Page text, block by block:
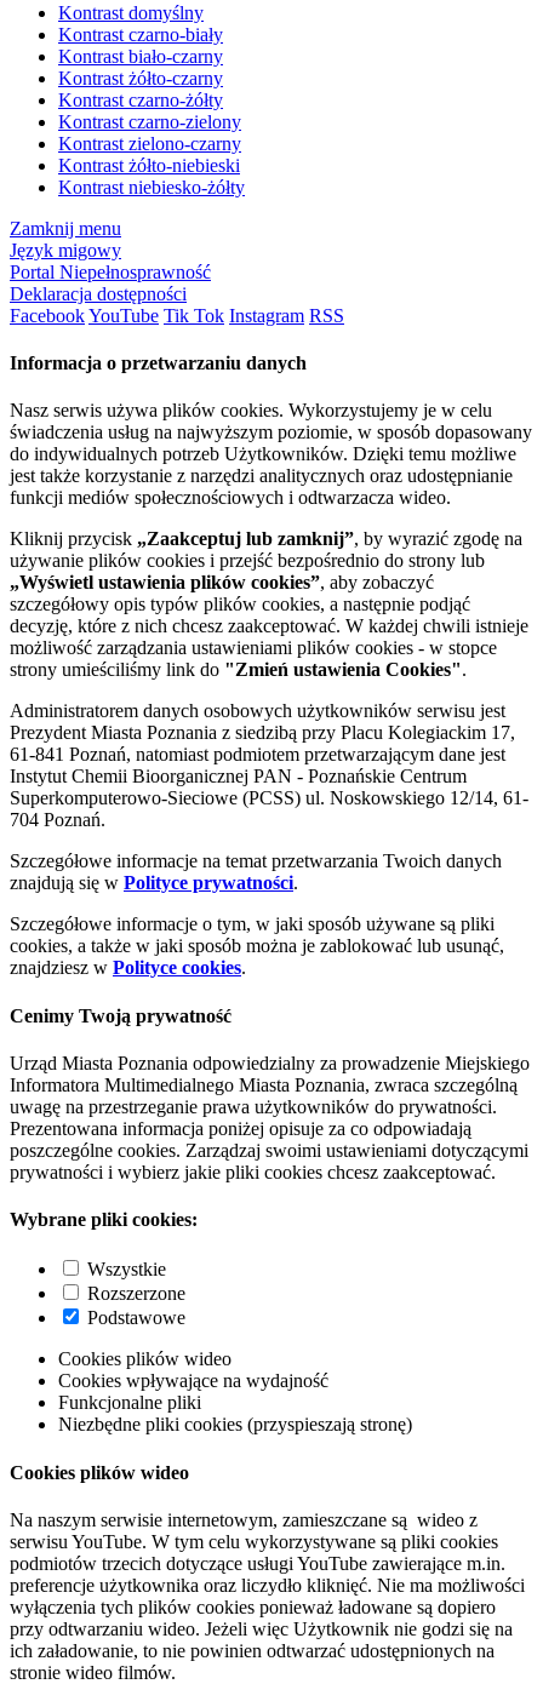
Kontrast domyślny
Kontrast czarno-biały
Kontrast biało-czarny
Kontrast żółto-czarny
Kontrast czarno-żółty
Kontrast czarno-zielony
Kontrast zielono-czarny
Kontrast żółto-niebieski
Kontrast niebiesko-żółty
Zamknij menu
Język migowy
Portal Niepełnosprawność
Deklaracja dostępności
FacebookYouTube Tik Tok Instagram RSS
Informacja o przetwarzaniu danych
Nasz serwis używa plików cookies. Wykorzystujemy je w celu
świadczenia usług na najwyższym poziomie, w sposób dopasowany
do indywidualnych potrzeb Użytkowników. Dzięki temu możliwe
jest także korzystanie z narzędzi analitycznych oraz udostępnianie
funkcji mediów społecznościowych i odtwarzacza wideo.
Kliknij przycisk „Zaakceptuj lub zamknij”, by wyrazić zgodę na
używanie plików cookies i przejść bezpośrednio do strony lub
„Wyświetl ustawienia plików cookies”, aby zobaczyć
szczegółowy opis typów plików cookies, a następnie podjąć
decyzję, które z nich chcesz zaakceptować. W każdej chwili istnieje
możliwość zarządzania ustawieniami plików cookies - w stopce
strony umieściliśmy link do "Zmień ustawienia Cookies".
Administratorem danych osobowych użytkowników serwisu jest
Prezydent Miasta Poznania z siedzibą przy Placu Kolegiackim 17,
61-841 Poznań, natomiast podmiotem przetwarzającym dane jest
Instytut Chemii Bioorganicznej PAN - Poznańskie Centrum
Superkomputerowo-Sieciowe (PCSS) ul. Noskowskiego 12/14, 61-
704 Poznań.
Szczegółowe informacje na temat przetwarzania Twoich danych
znajdują się w Polityce prywatności.
Szczegółowe informacje o tym, w jaki sposób używane są pliki
cookies, a także w jaki sposób można je zablokować lub usunąć,
znajdziesz w Polityce cookies.
Cenimy Twoją prywatność
Urząd Miasta Poznania odpowiedzialny za prowadzenie Miejskiego
Informatora Multimedialnego Miasta Poznania, zwraca szczególną
uwagę na przestrzeganie prawa użytkowników do prywatności.
Prezentowana informacja poniżej opisuje za co odpowiadają
poszczególne cookies. Zarządzaj swoimi ustawieniami dotyczącymi
prywatności i wybierz jakie pliki cookies chcesz zaakceptować.
Wybrane pliki cookies:
Wszystkie
Rozszerzone
Podstawowe
Cookies plików wideo
Cookies wpływające na wydajność
Funkcjonalne pliki
Niezbędne pliki cookies (przyspieszają stronę)
Cookies plików wideo
Na naszym serwisie internetowym, zamieszczane są wideo z
serwisu YouTube. W tym celu wykorzystywane są pliki cookies
podmiotów trzecich dotyczące usługi YouTube zawierające m.in.
preferencje użytkownika oraz liczydło kliknięć. Nie ma możliwości
wyłączenia tych plików cookies ponieważ ładowane są dopiero
przy odtwarzaniu wideo. Jeżeli więc Użytkownik nie godzi się na
ich załadowanie, to nie powinien odtwarzać udostępnionych na
stronie wideo filmów.